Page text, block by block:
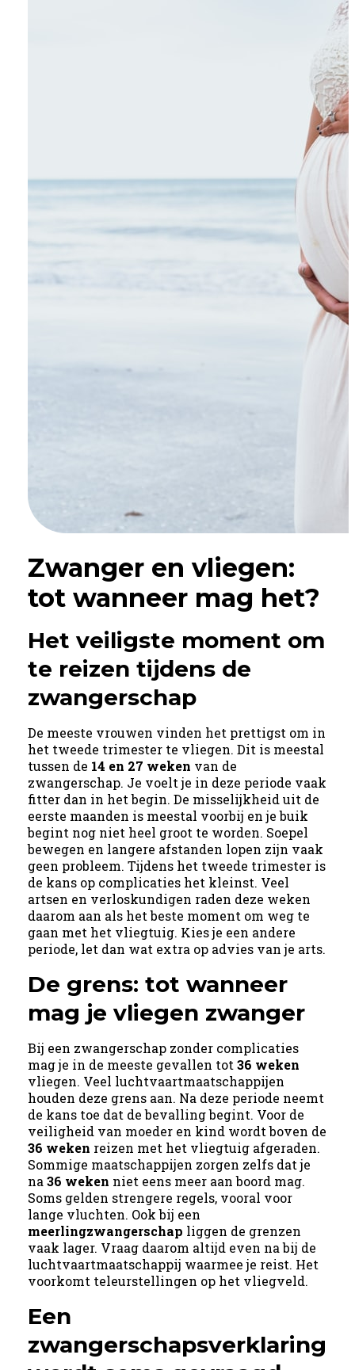
Zwanger en vliegen:
tot wanneer mag het?
Het veiligste moment om
te reizen tijdens de
zwangerschap
De meeste vrouwen vinden het prettigst om in
het tweede trimester te vliegen. Dit is meestal
tussen de 14 en 27 weken van de
zwangerschap. Je voelt je in deze periode vaak
fitter dan in het begin. De misselijkheid uit de
eerste maanden is meestal voorbij en je buik
begint nog niet heel groot te worden. Soepel
bewegen en langere afstanden lopen zijn vaak
geen probleem. Tijdens het tweede trimester is
de kans op complicaties het kleinst. Veel
artsen en verloskundigen raden deze weken
daarom aan als het beste moment om weg te
gaan met het vliegtuig. Kies je een andere
periode, let dan wat extra op advies van je arts.
De grens: tot wanneer
mag je vliegen zwanger
Bij een zwangerschap zonder complicaties
mag je in de meeste gevallen tot 36 weken
vliegen. Veel luchtvaartmaatschappijen
houden deze grens aan. Na deze periode neemt
de kans toe dat de bevalling begint. Voor de
veiligheid van moeder en kind wordt boven de
36 weken reizen met het vliegtuig afgeraden.
Sommige maatschappijen zorgen zelfs dat je
na 36 weken niet eens meer aan boord mag.
Soms gelden strengere regels, vooral voor
lange vluchten. Ook bij een
meerlingzwangerschap liggen de grenzen
vaak lager. Vraag daarom altijd even na bij de
luchtvaartmaatschappij waarmee je reist. Het
voorkomt teleurstellingen op het vliegveld.
Een
zwangerschapsverklaring